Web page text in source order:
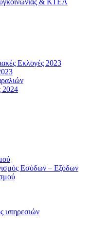
& ΚΤΕΛ
Εκλογές 2023
2024
Εσόδων – Εξόδων
υπηρεσιών